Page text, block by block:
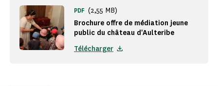
Brochure offre de médiation jeune
public du château d'Aulteribe
PDF (2,55 MB)
Télécharger